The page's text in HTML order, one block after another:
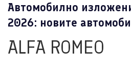
Автомобилно
2026: новите
ALFA ROMEO